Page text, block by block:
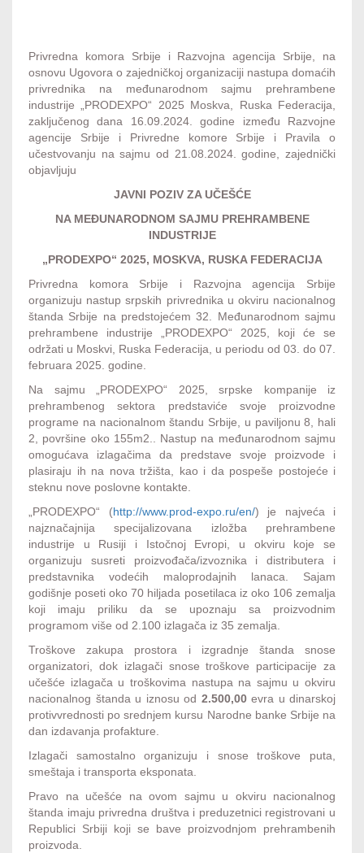
Privredna komora Srbije i Razvojna agencija Srbije, na
osnovu Ugovora o zajedničkoj organizaciji nastupa domaćih
privrednika na međunarodnom sajmu prehrambene
industrije „PRODEXPO“ 2025 Moskva, Ruska Federacija,
zaključenog dana 16.09.2024. godine između Razvojne
agencije Srbije i Privredne komore Srbije i Pravila o
učestvovanju na sajmu od 21.08.2024. godine, zajednički
objavljuju
JAVNI POZIV ZA UČEŠĆE
NA MEĐUNARODNOM SAJMU PREHRAMBENE
INDUSTRIJE
„PRODEXPO“ 2025, MOSKVA, RUSKA FEDERACIJA
Privredna komora Srbije i Razvojna agencija Srbije
organizuju nastup srpskih privrednika u okviru nacionalnog
štanda Srbije na predstojećem 32. Međunarodnom sajmu
prehrambene industrije „PRODEXPO“ 2025, koji će se
održati u Moskvi, Ruska Federacija, u periodu od 03. do 07.
februara 2025. godine.
Na sajmu „PRODEXPO“ 2025, srpske kompanije iz
prehrambenog sektora predstaviće svoje proizvodne
programe na nacionalnom štandu Srbije, u paviljonu 8, hali
2, površine oko 155m2.. Nastup na međunarodnom sajmu
omogućava izlagačima da predstave svoje proizvode i
plasiraju ih na nova tržišta, kao i da pospeše postojeće i
steknu nove poslovne kontakte.
„PRODEXPO“ (http://www.prod-expo.ru/en/) je najveća i
najznačajnija specijalizovana izložba prehrambene
industrije u Rusiji i Istočnoj Evropi, u okviru koje se
organizuju susreti proizvođača/izvoznika i distributera i
predstavnika vodećih maloprodajnih lanaca. Sajam
godišnje poseti oko 70 hiljada posetilaca iz oko 106 zemalja
koji imaju priliku da se upoznaju sa proizvodnim
programom više od 2.100 izlagača iz 35 zemalja.
Troškove zakupa prostora i izgradnje štanda snose
organizatori, dok izlagači snose troškove participacije za
učešće izlagača u troškovima nastupa na sajmu u okviru
nacionalnog štanda u iznosu od 2.500,00evra u dinarskoj
protivvrednosti po srednjem kursu Narodne banke Srbije na
dan izdavanja profakture.
Izlagači samostalno organizuju i snose troškove puta,
smeštaja i transporta eksponata.
Pravo na učešće na ovom sajmu u okviru nacionalnog
štanda imaju privredna društva i preduzetnici registrovani u
Republici Srbiji koji se bave proizvodnjom prehrambenih
proizvoda.